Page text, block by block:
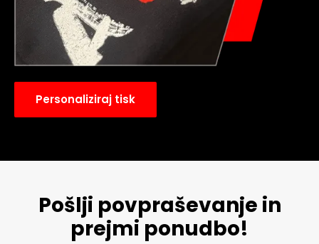
Personaliziraj tisk
Pošlji povpraševanje in
prejmi ponudbo!